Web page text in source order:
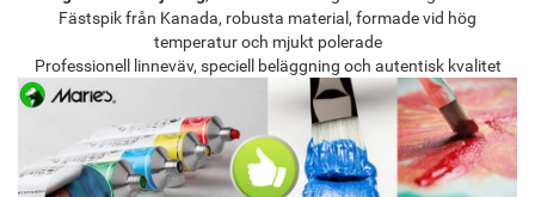
Fästspik från Kanada, robusta material, formade vid hög
temperatur och mjukt polerade
Professionell linneväv, speciell beläggning och autentisk kvalitet